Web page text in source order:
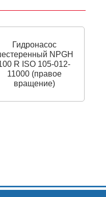
Гидронасос
NPGH
R ISO 105-012-
11000 (правое
вращение)